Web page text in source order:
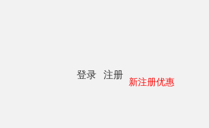
登录 注册
新注册优惠